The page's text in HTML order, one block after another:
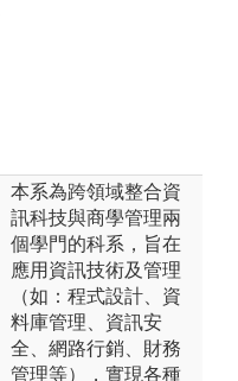
本系為跨領域整合資
訊科技與商學管理兩
個學門的科系，旨在
應用資訊技術及管理
（如：程式設計、資
料庫管理、資訊安
全、網路行銷、財務
管理等），實現各種